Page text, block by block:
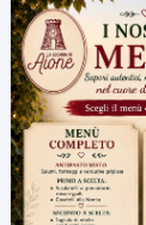
23:00